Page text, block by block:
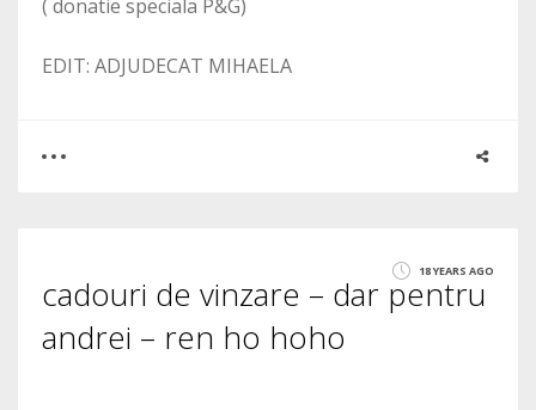
( donatie speciala P&G)
EDIT: ADJUDECAT MIHAELA
1500
18 YEARS AGO
cadouri de vinzare – dar pentru
andrei – ren ho hoho